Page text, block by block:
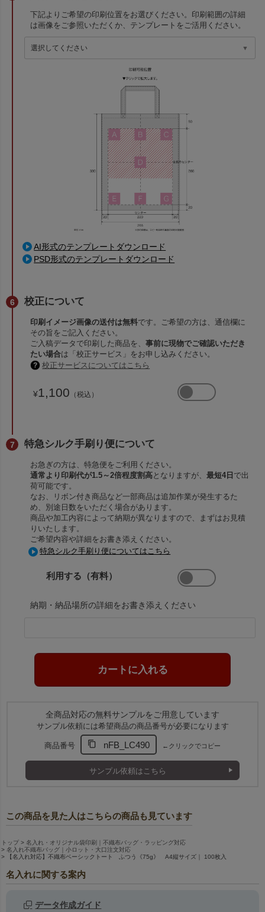
下記よりご希望の印刷位置をお選びください。印刷範囲の詳細
は画像をご参照いただくか、テンプレートをご活用ください。
AI形式のテンプレートダウンロード
PSD形式のテンプレートダウンロード
校正について
印刷イメージ画像の送付は無料です。ご希望の方は、通信欄に
その旨をご記入ください。
ご入稿データで印刷した商品を、事前に現物でご確認いただき
たい場合は「校正サービス」をお申し込みください。
校正サービスについてはこちら
¥1,100 （税込）
特急シルク手刷り便について
お急ぎの方は、特急便をご利用ください。
通常より印刷代が1.5～2倍程度割高 となりますが、最短4日 で出
荷可能です。
なお、リボン付き商品など一部商品は追加作業が発生するた
め、別途日数をいただく場合があります。
商品や加工内容によって納期が異なりますので、まずはお見積
りいたします。
ご希望内容や詳細をお書き添えください。
特急シルク手刷り便についてはこちら
利用する（有料）
納期・納品場所の詳細をお書き添えください
全商品対応の無料サンプルをご用意しています
サンプル依頼には希望商品の商品番号が必要になります
商品番号 nFB_LC490 ←クリックでコピー
サンプル依頼はこちら
この商品を見た人はこちらの商品も見ています
トップ
名入れ・オリジナル袋印刷｜不織布バッグ・ラッピング対応
名入れ不織布バッグ｜小ロット・大口注文対応
【名入れ対応】不織布ベーシックトート ふつう《75g》 A4縦サイズ｜ 100枚入
名入れに関する案内
データ作成ガイド